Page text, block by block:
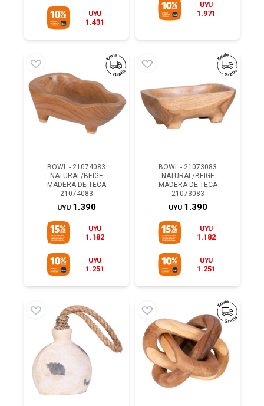
UYU
1.431
UYU
1.971
BOWL - 21074083
NATURAL/BEIGE
MADERA DE TECA
21074083
UYU 1.390
UYU
1.182
UYU
1.251
BOWL - 21073083
NATURAL/BEIGE
MADERA DE TECA
21073083
UYU 1.390
UYU
1.182
UYU
1.251